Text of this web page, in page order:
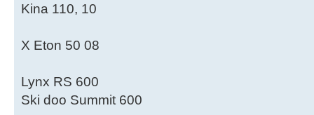
Kina 110, 10
X Eton 50 08
Lynx RS 600
Ski doo Summit 600